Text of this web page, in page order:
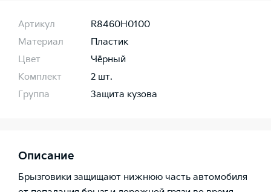
Артикул
R8460H0100
Материал
Пластик
Цвет
Чёрный
Комплект
2 шт.
Группа
Защита кузова
Описание
Брызговики защищают нижнюю часть автомобиля